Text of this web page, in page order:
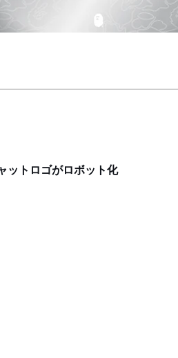
ットロゴがロボット化